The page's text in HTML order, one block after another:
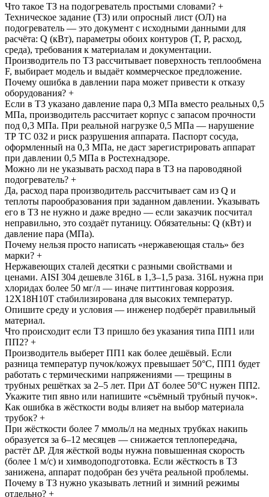
Что такое ТЗ на подогреватель простыми словами? +
Техническое задание (ТЗ) или опросный лист (ОЛ) на
подогреватель — это документ с исходными данными для
расчёта: Q (кВт), параметры обоих контуров (T, P, расход,
среда), требования к материалам и документации.
Производитель по ТЗ рассчитывает поверхность теплообмена
F, выбирает модель и выдаёт коммерческое предложение.
Почему ошибка в давлении пара может привести к отказу
оборудования? +
Если в ТЗ указано давление пара 0,3 МПа вместо реальных 0,5
МПа, производитель рассчитает корпус с запасом прочности
под 0,3 МПа. При реальной нагрузке 0,5 МПа — нарушение
ТР ТС 032 и риск разрушения аппарата. Паспорт сосуда,
оформленный на 0,3 МПа, не даст зарегистрировать аппарат
при давлении 0,5 МПа в Ростехнадзоре.
Можно ли не указывать расход пара в ТЗ на пароводяной
подогреватель? +
Да, расход пара производитель рассчитывает сам из Q и
теплоты парообразования при заданном давлении. Указывать
его в ТЗ не нужно и даже вредно — если заказчик посчитал
неправильно, это создаёт путаницу. Обязательны: Q (кВт) и
давление пара (МПа).
Почему нельзя просто написать «нержавеющая сталь» без
марки? +
Нержавеющих сталей десятки с разными свойствами и
ценами. AISI 304 дешевле 316L в 1,3–1,5 раза. 316L нужна при
хлоридах более 50 мг/л — иначе питтинговая коррозия.
12Х18Н10Т стабилизирована для высоких температур.
Опишите среду и условия — инженер подберёт правильный
материал.
Что происходит если ТЗ пришло без указания типа ПП1 или
ПП2? +
Производитель выберет ПП1 как более дешёвый. Если
разница температур пучок/кожух превышает 50°C, ПП1 будет
работать с термическими напряжениями — трещины в
трубных решётках за 2–5 лет. При ΔT более 50°C нужен ПП2.
Укажите тип явно или напишите «съёмный трубный пучок».
Как ошибка в жёсткости воды влияет на выбор материала
трубок? +
При жёсткости более 7 ммоль/л на медных трубках накипь
образуется за 6–12 месяцев — снижается теплопередача,
растёт ΔP. Для жёсткой воды нужна повышенная скорость
(более 1 м/с) и химводоподготовка. Если жёсткость в ТЗ
занижена, аппарат подобран без учёта реальной проблемы.
Почему в ТЗ нужно указывать летний и зимний режимы
отдельно? +